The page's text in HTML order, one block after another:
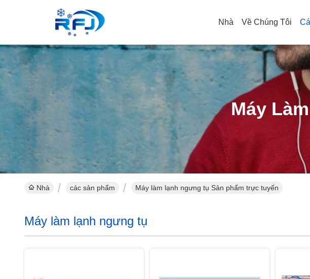
Nhà Về Chúng Tôi
Máy
Nhà các sản phẩm Máy làm lạnh ngưng tụ Sản phẩm trực tuyến
Máy làm lạnh ngưng tụ